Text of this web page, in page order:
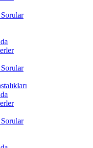
Sorular
Sorular
Sorular